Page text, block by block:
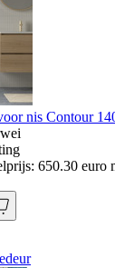
nis Contour
650.30 euro